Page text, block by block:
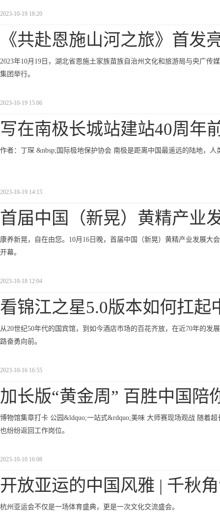
2023-10-19 18:20
《共赴恩施山河之旅》首发
2023年10月19日，湖北省恩施土家族苗族自治州文化和旅游局与央广
集团举行。
2023-10-19 15:06
写在南极长城站建站40周年
作者：丁琛 &nbsp;国际极地保护协会 南极是距离中国最遥远的陆地，人
2023-10-19 14:15
首届中国（新晃）黄精产业
康养新晃，自在由您。10月16日晚，首届中国（新晃）黄精产业发展
开幕。
2023-10-18 12:04
看锦江之星5.0版本如何扛起
从20世纪50年代的国宾馆，到如今酒店市场的百花齐放，在近70年的
路奋勇向前。
2023-10-16 16:55
加长版“黄金周” 百胜中国陪
博物馆集章打卡 公园&ldquo;一站式&rdquo;美味 大师赛现场观战 随着
也纷纷返回工作岗位。
2023-10-10 16:08
开放亚运的中国风雅 | 千秋
杭州亚运会不仅是一场体育盛典，更是一次文化交流盛会。